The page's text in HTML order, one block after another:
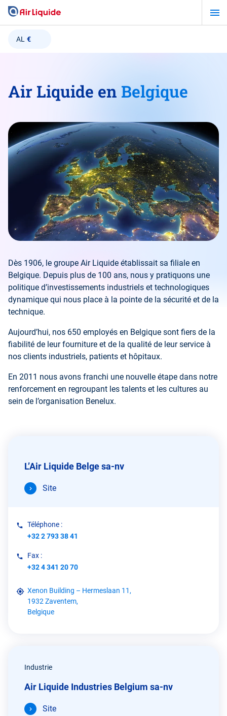
Aller
contenu
AL €
Air Liquide en Belgique
Dès 1906, le groupe Air Liquide établissait sa filiale en
Belgique. Depuis plus de 100 ans, nous y pratiquons une
politique d’investissements industriels et technologiques
dynamique qui nous place à la pointe de la sécurité et de la
technique.
Aujourd’hui, nos 650 employés en Belgique sont fiers de la
fiabilité de leur fourniture et de la qualité de leur service à
nos clients industriels, patients et hôpitaux.
En 2011 nous avons franchi une nouvelle étape dans notre
renforcement en regroupant les talents et les cultures au
sein de l’organisation Benelux.
L’Air Liquide Belge sa-nv
Site
Téléphone :
+32 2 793 38 41
Fax :
+32 4 341 20 70
Xenon Building – Hermeslaan 11,
1932 Zaventem,
Belgique
Industrie
Air Liquide Industries Belgium sa-nv
Site